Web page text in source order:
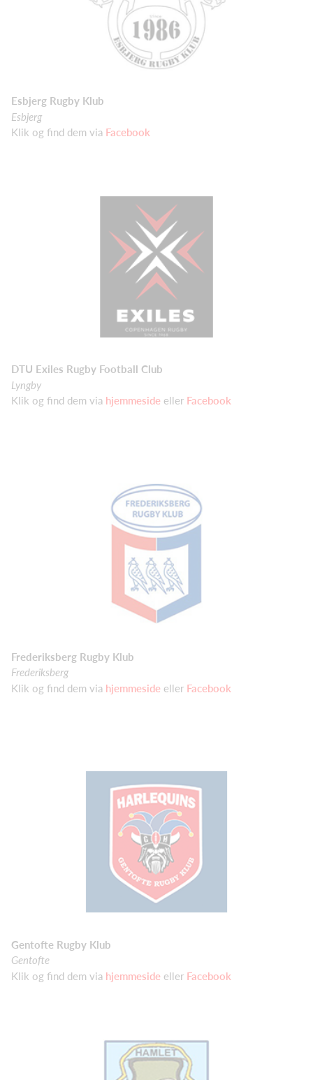
Esbjerg Rugby Klub
Esbjerg
Klik og find dem via Facebook
DTU Exiles Rugby Football Club
Lyngby
Klik og find dem via hjemmeside eller Facebook
Frederiksberg Rugby Klub
Frederiksberg
Klik og find dem via hjemmeside eller Facebook
Gentofte Rugby Klub
Gentofte
Klik og find dem via hjemmeside eller Facebook